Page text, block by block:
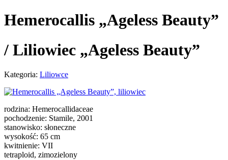
Hemerocallis „Ageless Beauty”
/ Liliowiec „Ageless Beauty”
Kategoria: Liliowce
rodzina: Hemerocallidaceae
pochodzenie: Stamile, 2001
stanowisko: słoneczne
wysokość: 65 cm
kwitnienie: VII
tetraploid, zimozielony